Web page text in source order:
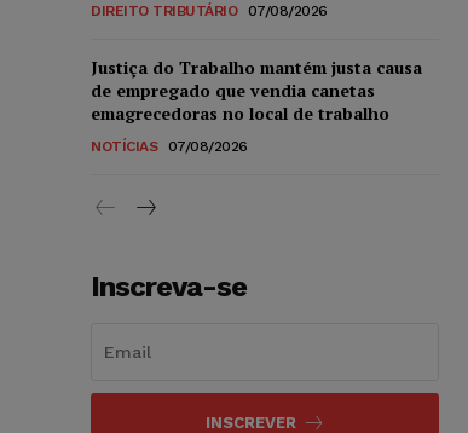
DIREITO TRIBUTÁRIO 07/08/2026
Justiça do Trabalho mantém justa causa
de empregado que vendia canetas
emagrecedoras no local de trabalho
NOTÍCIAS 07/08/2026
Inscreva-se
INSCREVER